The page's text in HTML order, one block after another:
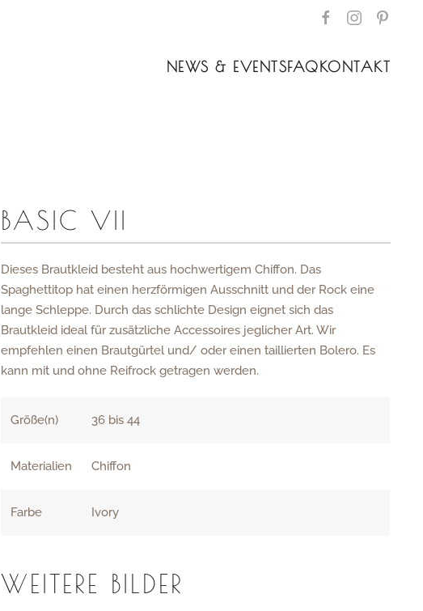
NEWS & EVENTSFAQKONTAKT
BASIC VII
Dieses Brautkleid besteht aus hochwertigem Chiffon. Das
Spaghettitop hat einen herzförmigen Ausschnitt und der Rock eine
lange Schleppe. Durch das schlichte Design eignet sich das
Brautkleid ideal für zusätzliche Accessoires jeglicher Art. Wir
empfehlen einen Brautgürtel und/ oder einen taillierten Bolero. Es
kann mit und ohne Reifrock getragen werden.
Größe(n) 36 bis 44
Materialien Chiffon
Farbe Ivory
WEITERE BILDER